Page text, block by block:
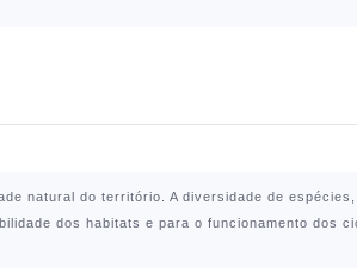
natural do território. A diversidade de
dos habitats e para o funcionamento dos